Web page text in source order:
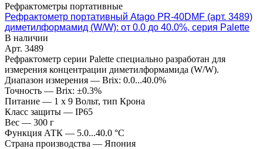
Рефрактометры портативные
Рефрактометр портативный Atago PR-40DMF (арт. 3489)
диметилформамид (W/W): от 0.0 до 40.0%, серия Palette
В наличии
Арт. 3489
Рефрактометр серии Palette специально разработан для
измерения концентрации диметилформамида (W/W).
Диапазон измерения — Brix: 0.0...40.0%
Точность — Brix: ±0.3%
Питание — 1 x 9 Вольт, тип Крона
Класс защиты — IP65
Вес — 300 г
Функция АТК — 5.0...40.0 °C
Страна производства — Япония